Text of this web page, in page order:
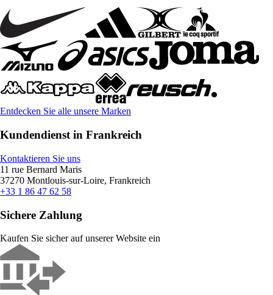
Entdecken Sie alle unsere Marken
Kundendienst in Frankreich
Kontaktieren Sie uns
11 rue Bernard Maris
37270 Montlouis-sur-Loire, Frankreich
+33 1 86 47 62 58
Sichere Zahlung
Kaufen Sie sicher auf unserer Website ein